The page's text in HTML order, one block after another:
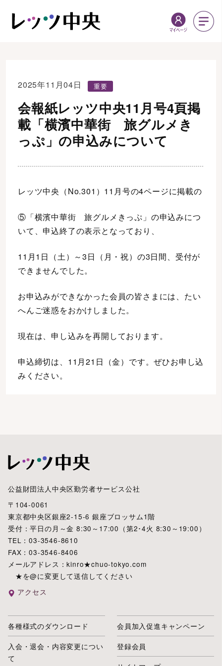
2025年11月04日 重要
会報紙レッツ中央11月号4頁掲
載「横濱中華街 旅グルメき
っぷ」の申込みについて
レッツ中央（No.301）11月号の4ページに掲載の
⑤「横濱中華街 旅グルメきっぷ」の申込みにつ
いて、申込終了の表示となっており、
11月1日（土）～3日（月・祝）の3日間、受付が
できませんでした。
お申込みができなかった会員の皆さまには、たい
へんご迷惑をおかけしました。
現在は、申し込みを再開しております。
申込締切は、11月21日（金）です。ぜひお申し込
みください。
公益財団法人中央区勤労者サービス公社
〒104-0061
東京都中央区銀座2-15-6 銀座ブロッサム1階
受付：平日の月～金 8:30～17:00（第2･4火 8:30～19:00）
TEL：03-3546-8610
FAX：03-3546-8406
メールアドレス：kinro★chuo-tokyo.com
★を@に変更して送信してください
アクセス
各種様式のダウンロード
入会・退会・内容変更につい
て
会員加入促進キャンペーン
登録会員